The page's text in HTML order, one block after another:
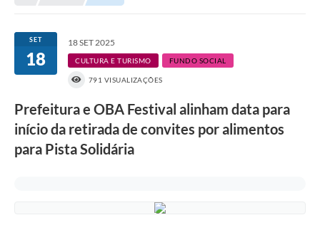
Notícias
Diário Oficial
Prestação de Contas
SET
18
18 SET 2025
CULTURA E TURISMO FUNDO SOCIAL
791 VISUALIZAÇÕES
Prefeitura e OBA Festival alinham data para
início da retirada de convites por alimentos
para Pista Solidária